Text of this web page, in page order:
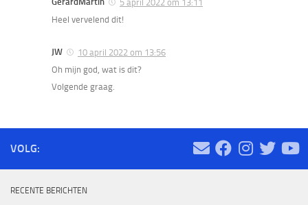
5 april 2022 om 13:11
Heel vervelend dit!
JW
10 april 2022 om 13:56
Oh mijn god, wat is dit?
Volgende graag.
VOLG:
RECENTE BERICHTEN